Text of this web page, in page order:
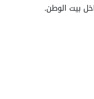
بيت الوطن.